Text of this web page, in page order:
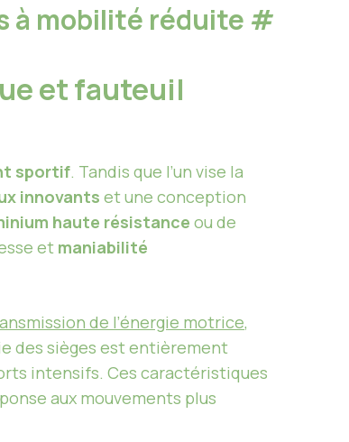
à mobilité réduite #
et fauteuil
sportif. Tandis que l’un vise la
innovants et une conception
haute résistance ou de
et maniabilité
de l’énergie motrice,
des sièges est entièrement
intensifs. Ces caractéristiques
aux mouvements plus